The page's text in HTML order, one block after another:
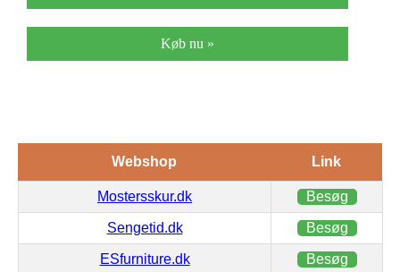
Køb nu »
Webshop Link
Mostersskur.dk Besøg
Sengetid.dk Besøg
ESfurniture.dk Besøg